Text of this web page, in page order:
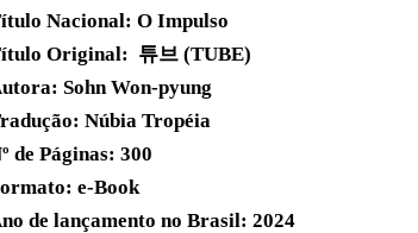
Nacional: O Impulso
Original:  튜브 (TUBE)
Sohn Won-pyung
Núbia Tropéia
de Páginas: 300
e-Book
de lançamento no Brasil: 2024